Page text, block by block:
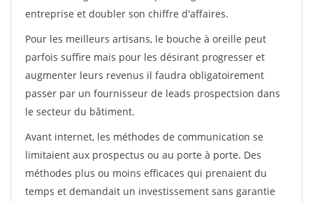
entreprise et doubler son chiffre d'affaires.
Pour les meilleurs artisans, le bouche à oreille peut
parfois suffire mais pour les désirant progresser et
augmenter leurs revenus il faudra obligatoirement
passer par un fournisseur de leads prospectsion dans
le secteur du bâtiment.
Avant internet, les méthodes de communication se
limitaient aux prospectus ou au porte à porte. Des
méthodes plus ou moins efficaces qui prenaient du
temps et demandait un investissement sans garantie